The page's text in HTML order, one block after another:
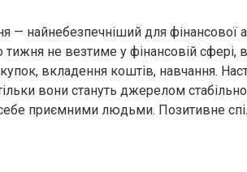
— найнебезпечніший для фінансової
не везтиме у фінансовій сфері,
вкладення коштів, навчання.
вони стануть джерелом
приємними людьми. Позитивне